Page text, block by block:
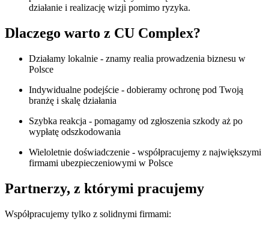
działanie i realizację wizji pomimo ryzyka.
Dlaczego warto z CU Complex?
Działamy lokalnie - znamy realia prowadzenia biznesu w
Polsce
Indywidualne podejście - dobieramy ochronę pod Twoją
branżę i skalę działania
Szybka reakcja - pomagamy od zgłoszenia szkody aż po
wypłatę odszkodowania
Wieloletnie doświadczenie - współpracujemy z największymi
firmami ubezpieczeniowymi w Polsce
Partnerzy, z którymi pracujemy
Współpracujemy tylko z solidnymi firmami: